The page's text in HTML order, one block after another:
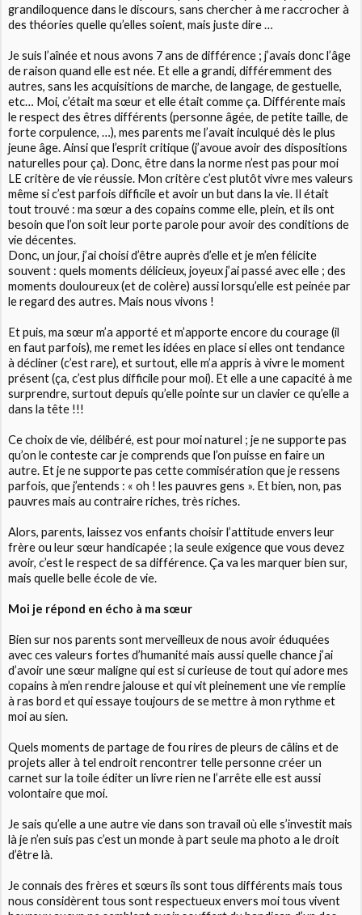
grandiloquence dans le discours, sans chercher à me raccrocher à
des théories quelle qu’elles soient, mais juste dire …
Je suis l’aînée et nous avons 7 ans de différence ; j’avais donc l’âge
de raison quand elle est née. Et elle a grandi, différemment des
autres, sans les acquisitions de marche, de langage, de gestuelle,
etc… Moi, c’était ma sœur et elle était comme ça. Différente mais
le respect des êtres différents (personne âgée, de petite taille, de
forte corpulence, …), mes parents me l’avait inculqué dès le plus
jeune âge. Ainsi que l’esprit critique (j’avoue avoir des dispositions
naturelles pour ça). Donc, être dans la norme n’est pas pour moi
LE critère de vie réussie. Mon critère c’est plutôt vivre mes valeurs
même si c’est parfois difficile et avoir un but dans la vie. Il était
tout trouvé : ma sœur a des copains comme elle, plein, et ils ont
besoin que l’on soit leur porte parole pour avoir des conditions de
vie décentes.
Donc, un jour, j’ai choisi d’être auprès d’elle et je m’en félicite
souvent : quels moments délicieux, joyeux j’ai passé avec elle ; des
moments douloureux (et de colère) aussi lorsqu’elle est peinée par
le regard des autres. Mais nous vivons !
Et puis, ma sœur m’a apporté et m’apporte encore du courage (il
en faut parfois), me remet les idées en place si elles ont tendance
à décliner (c’est rare), et surtout, elle m’a appris à vivre le moment
présent (ça, c’est plus difficile pour moi). Et elle a une capacité à me
surprendre, surtout depuis qu’elle pointe sur un clavier ce qu’elle a
dans la tête !!!
Ce choix de vie, délibéré, est pour moi naturel ; je ne supporte pas
qu’on le conteste car je comprends que l’on puisse en faire un
autre. Et je ne supporte pas cette commisération que je ressens
parfois, que j’entends : « oh ! les pauvres gens ». Et bien, non, pas
pauvres mais au contraire riches, très riches.
Alors, parents, laissez vos enfants choisir l’attitude envers leur
frère ou leur sœur handicapée ; la seule exigence que vous devez
avoir, c’est le respect de sa différence. Ça va les marquer bien sur,
mais quelle belle école de vie.
Moi je répond en écho à ma sœur
Bien sur nos parents sont merveilleux de nous avoir éduquées
avec ces valeurs fortes d’humanité mais aussi quelle chance j’ai
d’avoir une sœur maligne qui est si curieuse de tout qui adore mes
copains à m’en rendre jalouse et qui vit pleinement une vie remplie
à ras bord et qui essaye toujours de se mettre à mon rythme et
moi au sien.
Quels moments de partage de fou rires de pleurs de câlins et de
projets aller à tel endroit rencontrer telle personne créer un
carnet sur la toile éditer un livre rien ne l’arrête elle est aussi
volontaire que moi.
Je sais qu’elle a une autre vie dans son travail où elle s’investit mais
là je n’en suis pas c’est un monde à part seule ma photo a le droit
d’être là.
Je connais des frères et sœurs ils sont tous différents mais tous
nous considèrent tous sont respectueux envers moi tous vivent